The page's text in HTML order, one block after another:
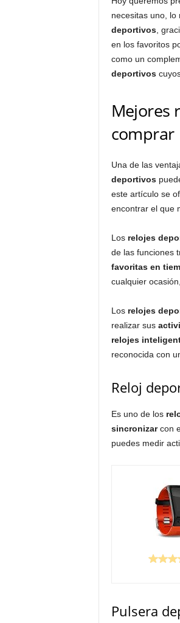
necesitas uno, lo
deportivos,
en los favoritos
como un
deportivos
Mejores
comprar
Una de las
deportivos
este artículo se
encontrar el que
Los relojes
de las funciones
favoritas en
cualquier
Los relojes
realizar sus
relojes
reconocida con
Reloj
Es uno de los
sincronizarcon
puedes medir
Pulsera